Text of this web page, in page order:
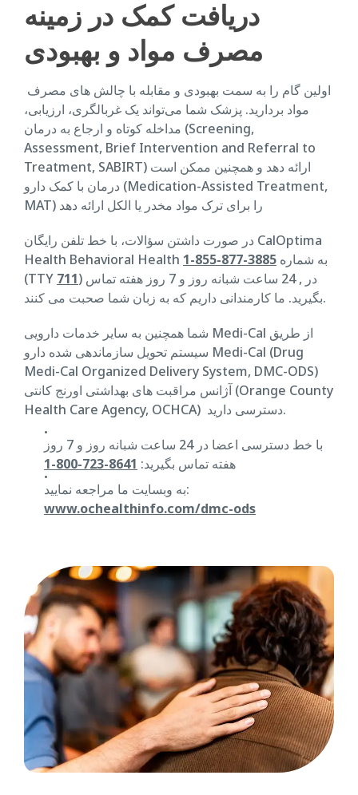
دریافت کمک در زمینه
مصرف مواد و بهبودی
مواد بردارید. پزشک شما می‌تواند یک غربالگری، ارزیابی،
مداخله کوتاه و ارجاع به درمان (Screening,
Assessment, Brief Intervention and Referral to
Treatment, SABIRT) ارائه دهد و همچنین ممکن است
درمان با کمک دارو (Medication-Assisted Treatment,
MAT) را برای ترک مواد مخدر یا الکل ارائه دهد
در صورت داشتن سؤالات، با خط تلفن رایگان CalOptima
Health Behavioral Health به شماره 3885-877-855-1
(TTY 711) در , 24 ساعت شبانه روز و 7 روز هفته تماس
بگیرید. ما کارمندانی داریم که به زبان شما صحبت می کنند.
شما همچنین به سایر خدمات دارویی Medi-Cal از طریق
سیستم تحویل سازماندهی شده دارو Medi-Cal (Drug
Medi-Cal Organized Delivery System, DMC-ODS)
آژانس مراقبت های بهداشتی اورنج کانتی (Orange County
Health Care Agency, OCHCA) دسترسی دارید.
با خط دسترسی اعضا در 24 ساعت شبانه روز و 7 روز
هفته تماس بگیرید: 8641-723-800-1
به وبسایت ما مراجعه نمایید:
www.ochealthinfo.com/dmc-ods